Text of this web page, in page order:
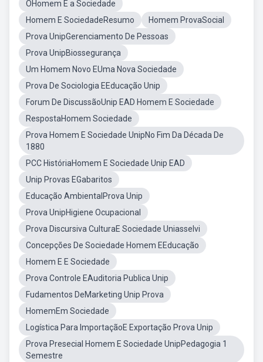
OHomem E a Sociedade
Homem E SociedadeResumo
Homem ProvaSocial
Prova UnipGerenciamento De Pessoas
Prova UnipBiossegurança
Um Homem Novo EUma Nova Sociedade
Prova De Sociologia EEducação Unip
Forum De DiscussãoUnip EAD Homem E Sociedade
RespostaHomem Sociedade
Prova Homem E Sociedade UnipNo Fim Da Década De
1880
PCC HistóriaHomem E Sociedade Unip EAD
Unip Provas EGabaritos
Educação AmbientalProva Unip
Prova UnipHigiene Ocupacional
Prova Discursiva CulturaE Sociedade Uniasselvi
Concepções De Sociedade Homem EEducação
Homem E E Sociedade
Prova Controle EAuditoria Publica Unip
Fudamentos DeMarketing Unip Prova
HomemEm Sociedade
Logística Para ImportaçãoE Exportação Prova Unip
Prova Presecial Homem E Sociedade UnipPedagogia 1
Semestre